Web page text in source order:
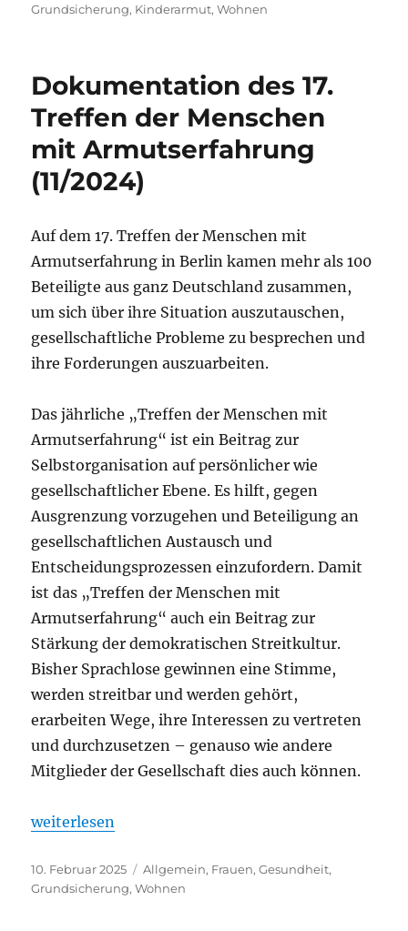
am
Grundsicherung, Kinderarmut,Wohnen
Dokumentation des 17.
Treffen der Menschen
mit Armutserfahrung
(11/2024)
Auf dem 17. Treffen der Menschen mit
Armutserfahrung in Berlin kamen mehr als 100
Beteiligte aus ganz Deutschland zusammen,
um sich über ihre Situation auszutauschen,
gesellschaftliche Probleme zu besprechen und
ihre Forderungen auszuarbeiten.
Das jährliche „Treffen der Menschen mit
Armutserfahrung“ ist ein Beitrag zur
Selbstorganisation auf persönlicher wie
gesellschaftlicher Ebene. Es hilft, gegen
Ausgrenzung vorzugehen und Beteiligung an
gesellschaftlichen Austausch und
Entscheidungsprozessen einzufordern. Damit
ist das „Treffen der Menschen mit
Armutserfahrung“ auch ein Beitrag zur
Stärkung der demokratischen Streitkultur.
Bisher Sprachlose gewinnen eine Stimme,
werden streitbar und werden gehört,
erarbeiten Wege, ihre Interessen zu vertreten
und durchzusetzen – genauso wie andere
Mitglieder der Gesellschaft dies auch können.
„Dokumentation des 17. Treffen der Menschen mit
weiterlesen
Veröffentlicht
am
10. Februar 2025 Kategorien
Allgemein, Frauen,Gesundheit,
Grundsicherung,Wohnen